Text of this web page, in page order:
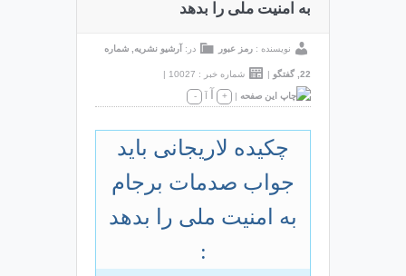
به امنیت ملی را بدهد
نویسنده : رمز عبور در: آرشیو نشریه شماره
22 گفتگو | شماره خبر : 10027 |
|
+ آ آ -
چکیده لاریجانی باید
جواب صدمات برجام
به امنیت ملی را بدهد
: